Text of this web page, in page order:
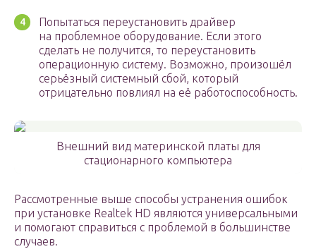
Попытаться переустановить драйвер
на проблемное оборудование. Если этого
сделать не получится, то переустановить
операционную систему. Возможно, произошёл
серьёзный системный сбой, который
отрицательно повлиял на её работоспособность.
Внешний вид материнской платы для
стационарного компьютера
Рассмотренные выше способы устранения ошибок
при установке Realtek HD являются универсальными
и помогают справиться с проблемой в большинстве
случаев.